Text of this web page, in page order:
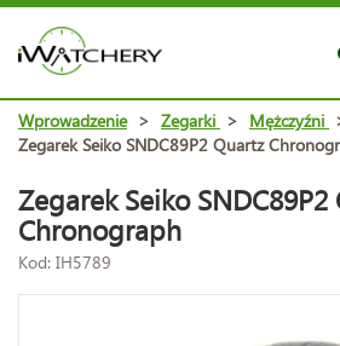
Wprowadzenie > Zegarki > Mężczyźni
Zegarek Seiko SNDC89P2 Quartz
Zegarek Seiko SNDC89P2
Chronograph
Kod: IH5789